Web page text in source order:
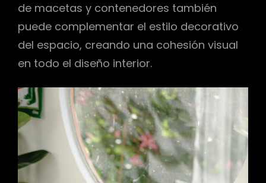
de macetas y contenedores también
puede complementar el estilo decorativo
del espacio, creando una cohesión visual
en todo el diseño interior.